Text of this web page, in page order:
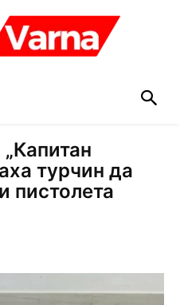
турчин да
пистолета